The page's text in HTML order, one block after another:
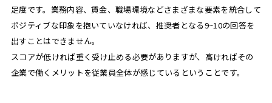
足度です。業務内容、賃金、職場環境などさまざまな要素を統合して
ポジティブな印象を抱いていなければ、推奨者となる9~10の回答を
出すことはできません。
スコアが低ければ重く受け止める必要がありますが、高ければその
企業で働くメリットを従業員全体が感じているということです。